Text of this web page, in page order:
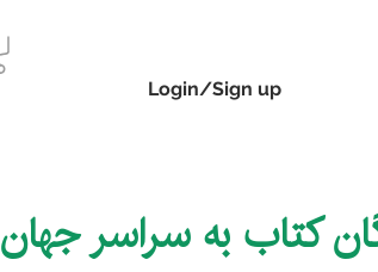
Login/Sign up
کتاب به سراسر جهان